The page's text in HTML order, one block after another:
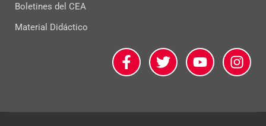
Boletines del CEA
Material Didáctico